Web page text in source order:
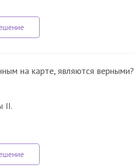
на карте, являются верными?
II.